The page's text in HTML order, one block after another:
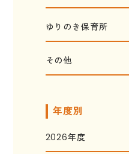
ゆりのき保育所
その他
年度別
2026年度